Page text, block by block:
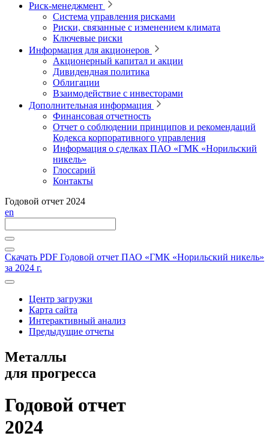
Риск-менеджмент
Система управления рисками
Риски, связанные с изменением климата
Ключевые риски
Информация для акционеров
Акционерный капитал и акции
Дивидендная политика
Облигации
Взаимодействие с инвесторами
Дополнительная информация
Финансовая отчетность
Отчет о соблюдении принципов и рекомендаций
Кодекса корпоративного управления
Информация о сделках ПАО «ГМК «Норильский
никель»
Глоссарий
Контакты
Годовой отчет 2024
en
Скачать PDF Годовой отчет ПАО «ГМК «Норильский никель»
за 2024 г.
Центр загрузки
Карта сайта
Интерактивный анализ
Предыдущие отчеты
Металлы
для прогресса
Годовой отчет
2024